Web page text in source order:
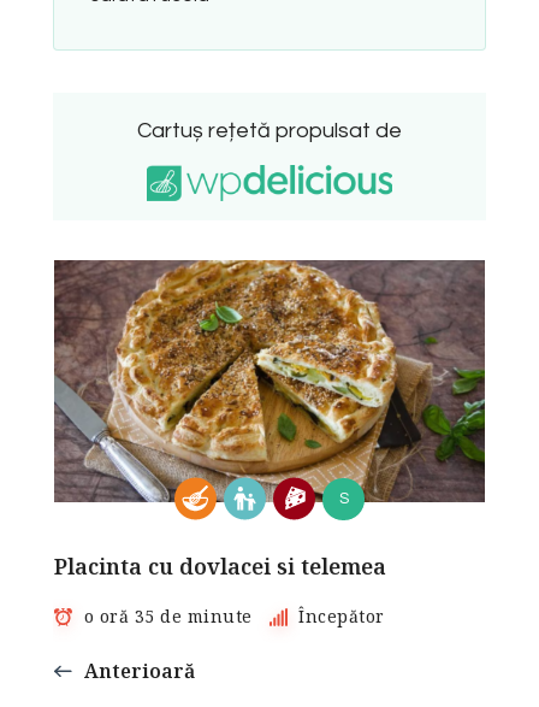
Cartuș rețetă propulsat de
S
Placinta cu dovlacei si telemea
o oră 35 de minute Începător
Anterioară